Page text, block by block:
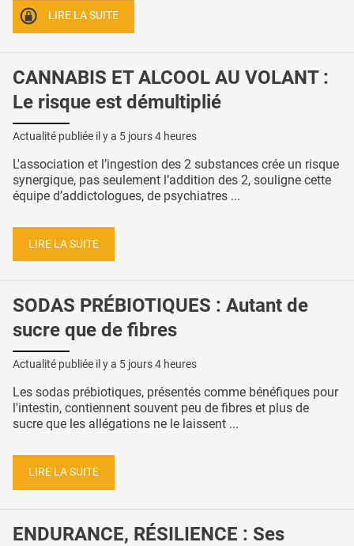
LIRE LA SUITE
CANNABIS ET ALCOOL AU VOLANT :
Le risque est démultiplié
Actualité publiée il y a 5 jours 4 heures
L'association et l’ingestion des 2 substances crée un risque
synergique, pas seulement l’addition des 2, souligne cette
équipe d’addictologues, de psychiatres ...
LIRE LA SUITE
SODAS PRÉBIOTIQUES : Autant de
sucre que de fibres
Actualité publiée il y a 5 jours 4 heures
Les sodas prébiotiques, présentés comme bénéfiques pour
l'intestin, contiennent souvent peu de fibres et plus de
sucre que les allégations ne le laissent ...
LIRE LA SUITE
ENDURANCE, RÉSILIENCE : Ses